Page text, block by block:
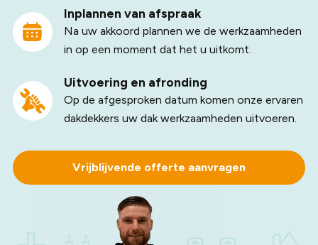
Inplannen van afspraak
Na uw akkoord plannen we de werkzaamheden
in op een moment dat het u uitkomt.
Uitvoering en afronding
Op de afgesproken datum komen onze ervaren
dakdekkers uw dak werkzaamheden uitvoeren.
Vrijblijvende offerte aanvragen